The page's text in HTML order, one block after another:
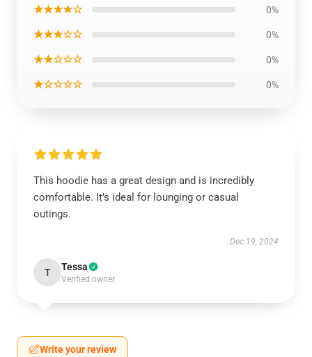
★★★★☆ 0%
★★★☆☆ 0%
★★☆☆☆ 0%
★☆☆☆☆ 0%
This hoodie has a great design and is incredibly
comfortable. It’s ideal for lounging or casual
outings.
Dec 19, 2024
T Tessa
Verified owner
Write your review